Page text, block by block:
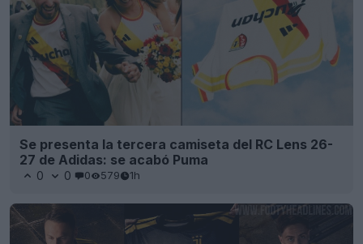
Se presenta la tercera camiseta del RC Lens 26-
27 de Adidas: se acabó Puma
0 0 0 579 1h